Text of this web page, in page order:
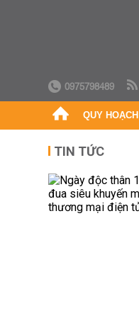
0975798489
QUY HOẠCH
TIN TỨC